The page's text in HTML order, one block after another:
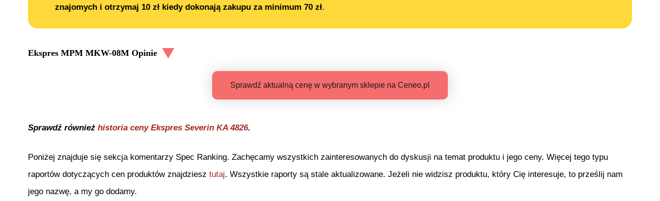
znajomych i otrzymaj 10 zł kiedy dokonają zakupu za minimum 70 zł.
Ekspres MPM MKW-08M Opinie
Sprawdź aktualną cenę w wybranym sklepie na Ceneo.pl
Sprawdź również historia ceny Ekspres Severin KA 4826.
Poniżej znajduje się sekcja komentarzy Spec Ranking. Zachęcamy wszystkich zainteresowanych do dyskusji na temat produktu i jego ceny. Więcej tego typu
raportów dotyczących cen produktów znajdziesz tutaj. Wszystkie raporty są stale aktualizowane. Jeżeli nie widzisz produktu, który Cię interesuje, to prześlij nam
jego nazwę, a my go dodamy.